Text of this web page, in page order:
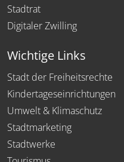
Stadtrat
Digitaler Zwilling
Wichtige Links
Stadt der Freiheitsrechte
Kindertageseinrichtungen
Umwelt & Klimaschutz
Stadtmarketing
Stadtwerke